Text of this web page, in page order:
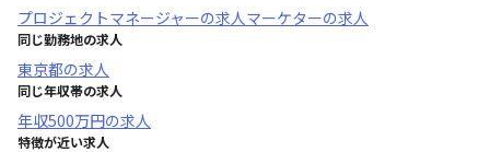
プロジェクトマネージャーの求人マーケターの求人
同じ勤務地の求人
東京都の求人
同じ年収帯の求人
年収500万円の求人
特徴が近い求人